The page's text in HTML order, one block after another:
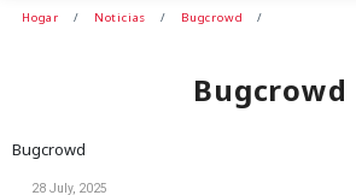
Hogar Noticias Bugcrowd
Bugcrowd
Bugcrowd
28 July, 2025